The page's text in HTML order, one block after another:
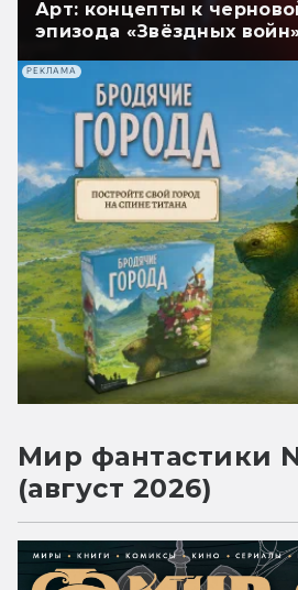
Арт: концепты к
эпизода «Звёздных
РЕКЛАМА
Мир фантастики
(август 2026)